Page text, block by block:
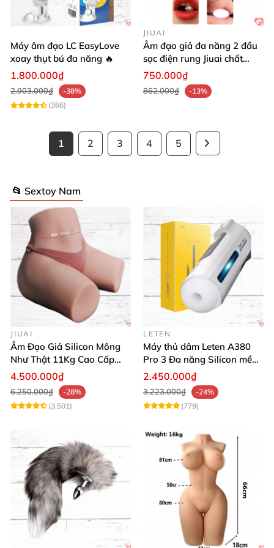
Máy âm đạo LC EasyLove
xoay thụt bú đa năng 🔥
1.800.000₫
2.903.000₫
-38%
(366)
JIUAI
Âm đạo giả đa năng 2 đầu
sạc điện rung Jiuai chất
lượng cao
750.000₫
862.000₫ -13%
1 2 3 4 5
📂 Sextoy Nam
JIUAI
Âm Đạo Giả Silicon Mông
Như Thật 11Kg Cao Cấp
Tăng Khoái Cảm
4.500.000₫
6.250.000₫
-28%
(3,501)
LETEN
Máy thủ dâm Leten A380
Pro 3 Đa năng Silicon mềm
mại Cảm giác thật
2.450.000₫
3.223.000₫
-24%
(779)